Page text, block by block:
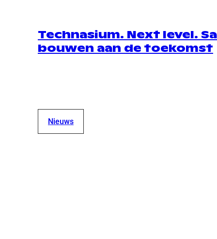
Technasium. Next level.
bouwen aan de toekomst
Nieuws